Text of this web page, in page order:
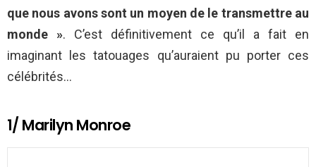
que nous avons sont un moyen de le transmettre au
monde ». C’est définitivement ce qu’il a fait en
imaginant les tatouages qu’auraient pu porter ces
célébrités…
1/ Marilyn Monroe